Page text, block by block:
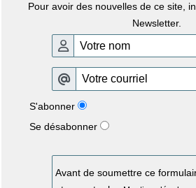
Pour avoir des nouvelles de ce site,
Newsletter.
S'abonner
Se désabonner
Avant de soumettre ce